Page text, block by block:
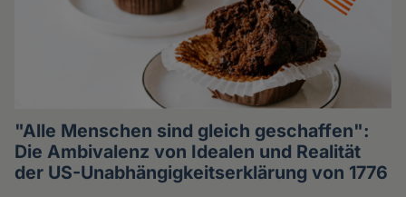
"Alle Menschen sind gleich geschaffen":
Die Ambivalenz von Idealen und Realität
der US-Unabhängigkeitserklärung von 1776